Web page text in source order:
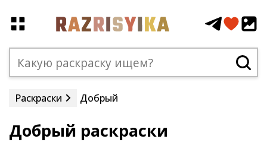
Раскраски Добрый
Добрый раскраски